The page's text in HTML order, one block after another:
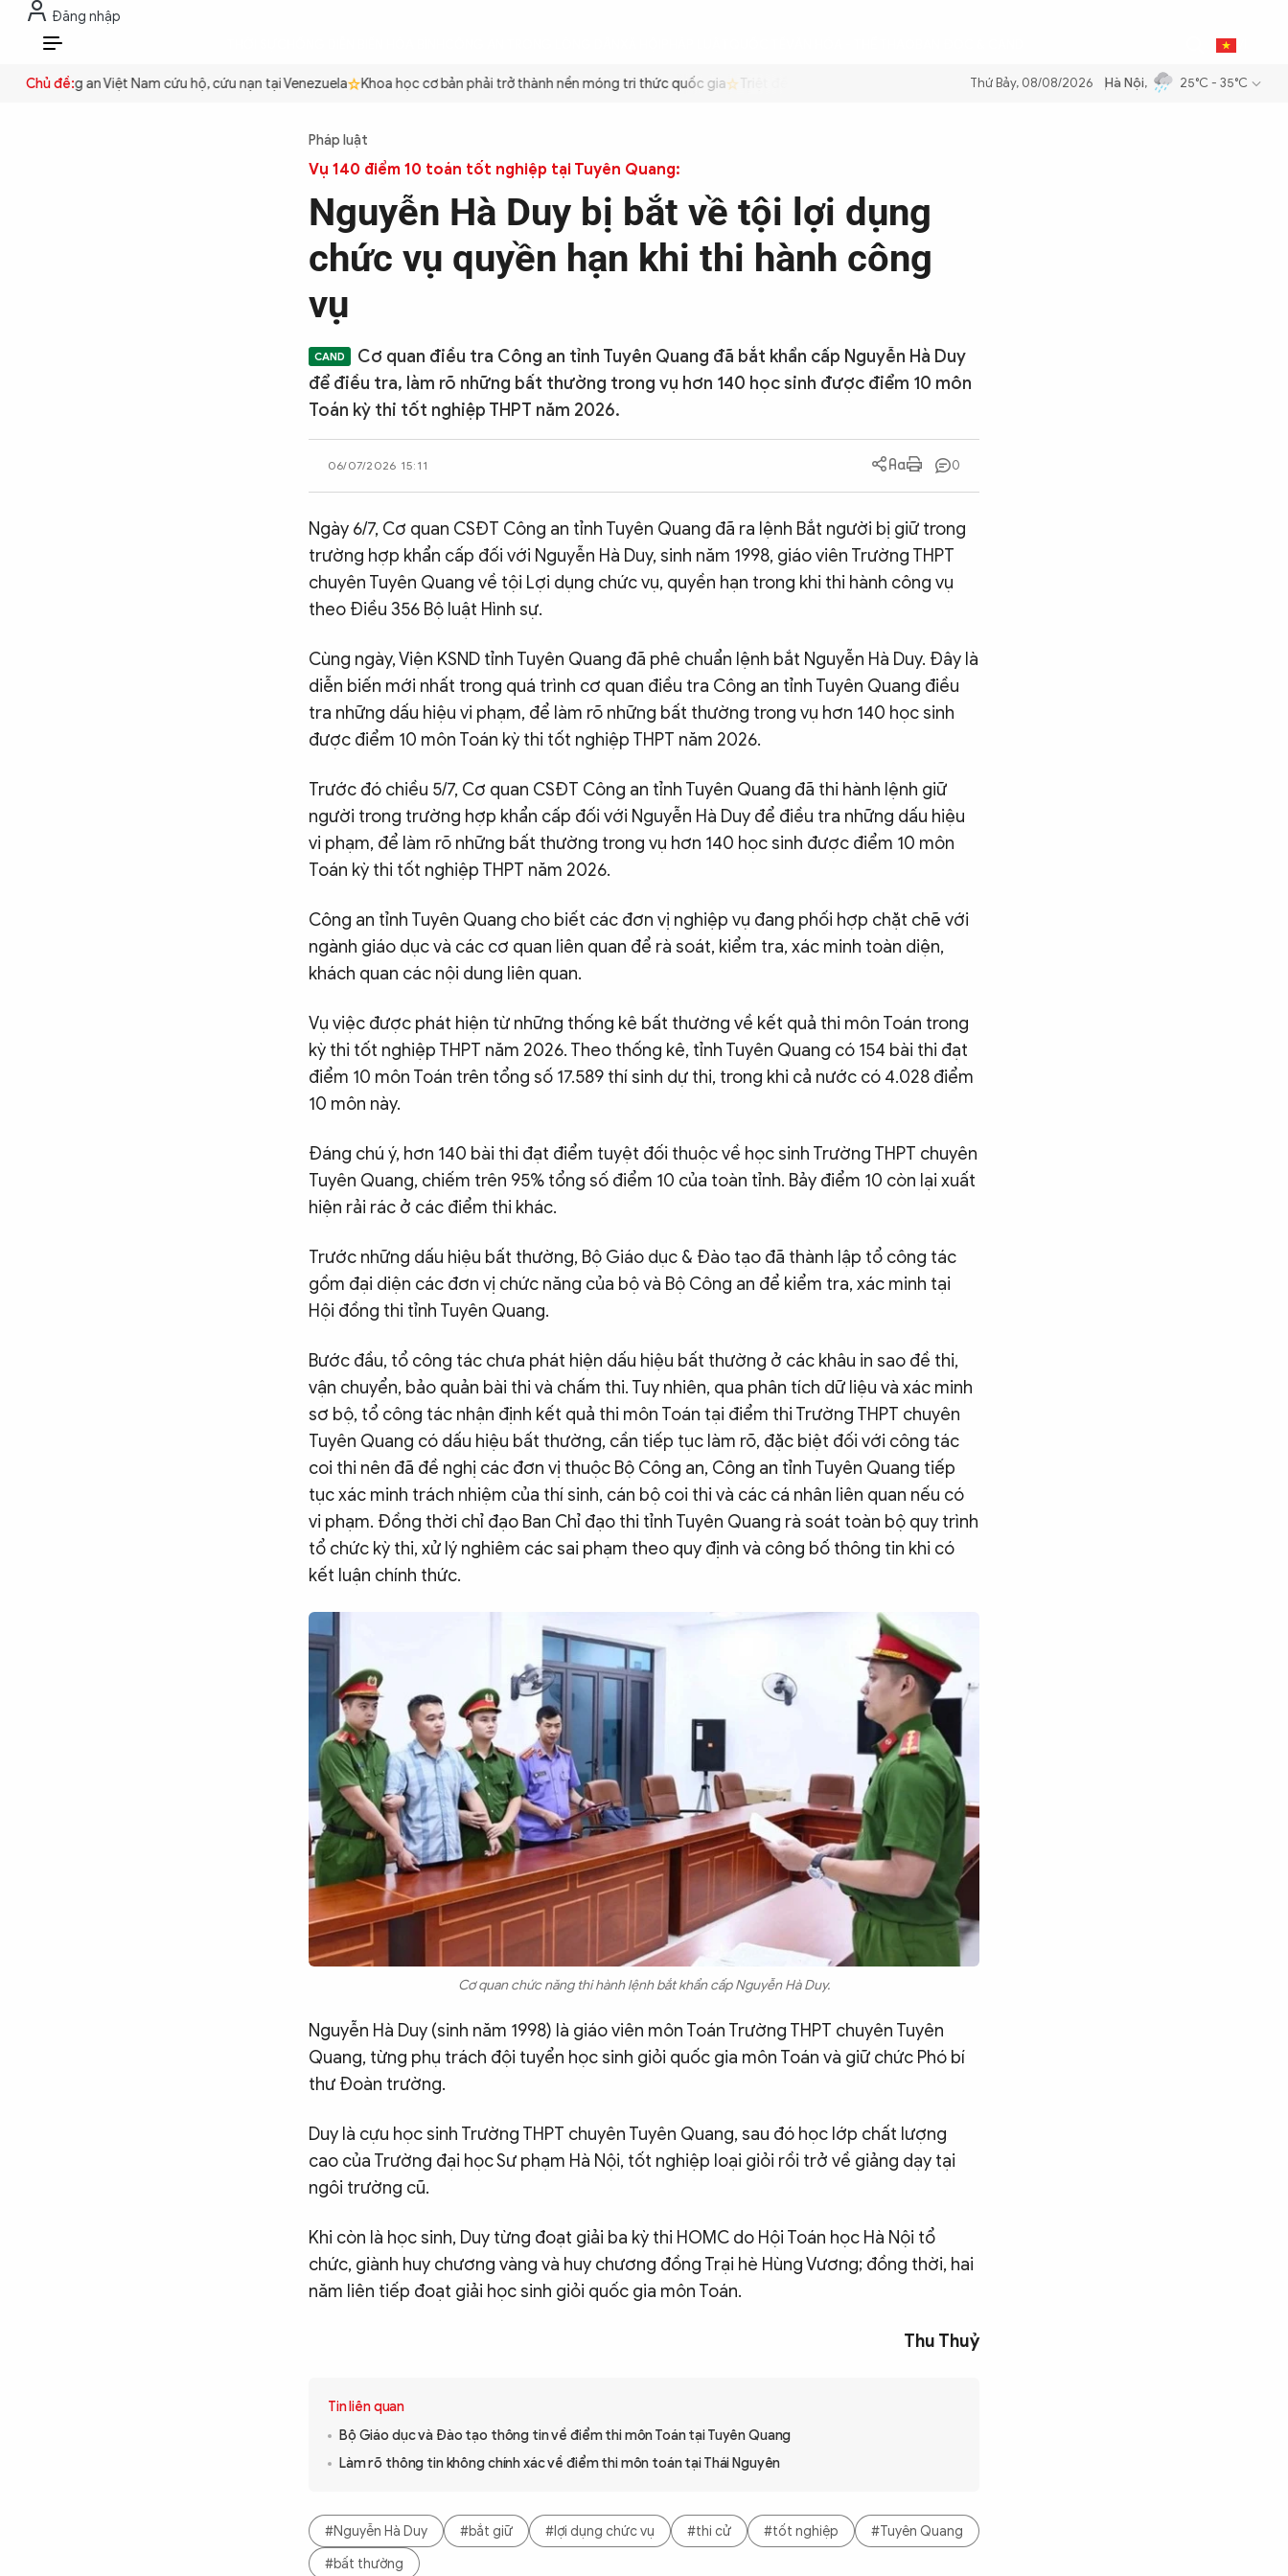
Đăng nhập
VI
Chủ đề:
Công an Việt Nam cứu hộ, cứu nạn tại Venezuela Khoa học cơ bản phải trở thành nền móng tri thức quốc gia Triệt để tiết kiệm xăng dầu để đảm bảo an ninh năng lượng quốc gia Thực hiện Nghị
Thứ Bảy, 08/08/2026 Hà Nội, 25°C - 35°C
Pháp luật
Vụ 140 điểm 10 toán tốt nghiệp tại Tuyên Quang:
Nguyễn Hà Duy bị bắt về tội lợi dụng
chức vụ quyền hạn khi thi hành công
vụ
Cơ quan điều tra Công an tỉnh Tuyên Quang đã bắt khẩn cấp Nguyễn Hà Duy
để điều tra, làm rõ những bất thường trong vụ hơn 140 học sinh được điểm 10 môn
Toán kỳ thi tốt nghiệp THPT năm 2026.
06/07/2026 15:11 0
Ngày 6/7, Cơ quan CSĐT Công an tỉnh Tuyên Quang đã ra lệnh Bắt người bị giữ trong
trường hợp khẩn cấp đối với Nguyễn Hà Duy, sinh năm 1998, giáo viên Trường THPT
chuyên Tuyên Quang về tội Lợi dụng chức vụ, quyền hạn trong khi thi hành công vụ
theo Điều 356 Bộ luật Hình sự.
Cùng ngày, Viện KSND tỉnh Tuyên Quang đã phê chuẩn lệnh bắt Nguyễn Hà Duy. Đây là
diễn biến mới nhất trong quá trình cơ quan điều tra Công an tỉnh Tuyên Quang điều
tra những dấu hiệu vi phạm, để làm rõ những bất thường trong vụ hơn 140 học sinh
được điểm 10 môn Toán kỳ thi tốt nghiệp THPT năm 2026.
Trước đó chiều 5/7, Cơ quan CSĐT Công an tỉnh Tuyên Quang đã thi hành lệnh giữ
người trong trường hợp khẩn cấp đối với Nguyễn Hà Duy để điều tra những dấu hiệu
vi phạm, để làm rõ những bất thường trong vụ hơn 140 học sinh được điểm 10 môn
Toán kỳ thi tốt nghiệp THPT năm 2026.
Công an tỉnh Tuyên Quang cho biết các đơn vị nghiệp vụ đang phối hợp chặt chẽ với
ngành giáo dục và các cơ quan liên quan để rà soát, kiểm tra, xác minh toàn diện,
khách quan các nội dung liên quan.
Vụ việc được phát hiện từ những thống kê bất thường về kết quả thi môn Toán trong
kỳ thi tốt nghiệp THPT năm 2026. Theo thống kê, tỉnh Tuyên Quang có 154 bài thi đạt
điểm 10 môn Toán trên tổng số 17.589 thí sinh dự thi, trong khi cả nước có 4.028 điểm
10 môn này.
Đáng chú ý, hơn 140 bài thi đạt điểm tuyệt đối thuộc về học sinh Trường THPT chuyên
Tuyên Quang, chiếm trên 95% tổng số điểm 10 của toàn tỉnh. Bảy điểm 10 còn lại xuất
hiện rải rác ở các điểm thi khác.
Trước những dấu hiệu bất thường, Bộ Giáo dục & Đào tạo đã thành lập tổ công tác
gồm đại diện các đơn vị chức năng của bộ và Bộ Công an để kiểm tra, xác minh tại
Hội đồng thi tỉnh Tuyên Quang.
Bước đầu, tổ công tác chưa phát hiện dấu hiệu bất thường ở các khâu in sao đề thi,
vận chuyển, bảo quản bài thi và chấm thi. Tuy nhiên, qua phân tích dữ liệu và xác minh
sơ bộ, tổ công tác nhận định kết quả thi môn Toán tại điểm thi Trường THPT chuyên
Tuyên Quang có dấu hiệu bất thường, cần tiếp tục làm rõ, đặc biệt đối với công tác
coi thi nên đã đề nghị các đơn vị thuộc Bộ Công an, Công an tỉnh Tuyên Quang tiếp
tục xác minh trách nhiệm của thí sinh, cán bộ coi thi và các cá nhân liên quan nếu có
vi phạm. Đồng thời chỉ đạo Ban Chỉ đạo thi tỉnh Tuyên Quang rà soát toàn bộ quy trình
tổ chức kỳ thi, xử lý nghiêm các sai phạm theo quy định và công bố thông tin khi có
kết luận chính thức.
Cơ quan chức năng thi hành lệnh bắt khẩn cấp Nguyễn Hà Duy.
Nguyễn Hà Duy (sinh năm 1998) là giáo viên môn Toán Trường THPT chuyên Tuyên
Quang, từng phụ trách đội tuyển học sinh giỏi quốc gia môn Toán và giữ chức Phó bí
thư Đoàn trường.
Duy là cựu học sinh Trường THPT chuyên Tuyên Quang, sau đó học lớp chất lượng
cao của Trường đại học Sư phạm Hà Nội, tốt nghiệp loại giỏi rồi trở về giảng dạy tại
ngôi trường cũ.
Khi còn là học sinh, Duy từng đoạt giải ba kỳ thi HOMC do Hội Toán học Hà Nội tổ
chức, giành huy chương vàng và huy chương đồng Trại hè Hùng Vương; đồng thời, hai
năm liên tiếp đoạt giải học sinh giỏi quốc gia môn Toán.
Thu Thuỷ
Tin liên quan
Bộ Giáo dục và Đào tạo thông tin về điểm thi môn Toán tại Tuyên Quang
Làm rõ thông tin không chính xác về điểm thi môn toán tại Thái Nguyên
#Nguyễn Hà Duy #bắt giữ #lợi dụng chức vụ #thi cử #tốt nghiệp
#Tuyên Quang
#bất thường